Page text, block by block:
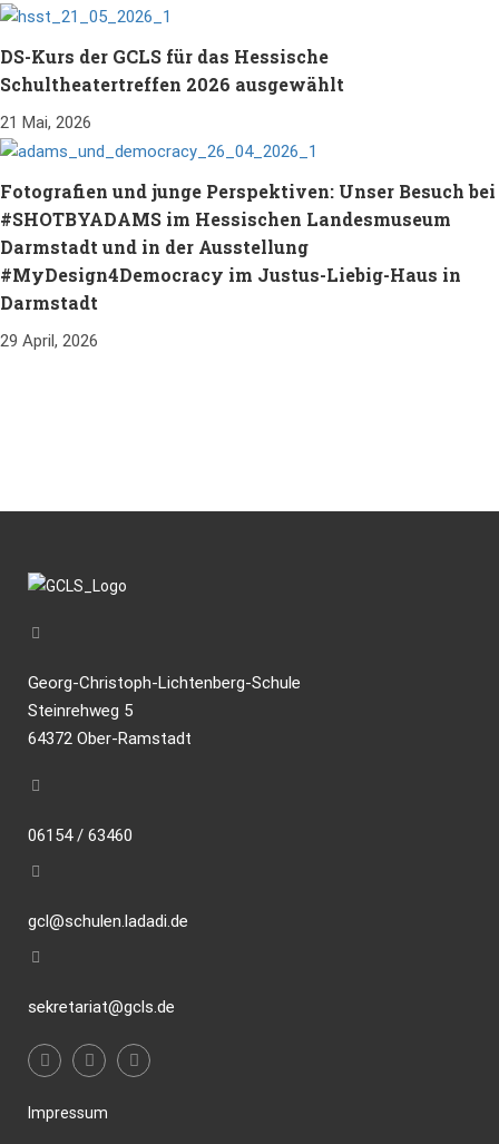
DS-Kurs der GCLS für das Hessische
Schultheatertreffen 2026 ausgewählt
21 Mai, 2026
Fotografien und junge Perspektiven: Unser Besuch bei
#SHOTBYADAMS im Hessischen Landesmuseum
Darmstadt und in der Ausstellung
#MyDesign4Democracy im Justus-Liebig-Haus in
Darmstadt
29 April, 2026
Georg-Christoph-Lichtenberg-Schule
Steinrehweg 5
64372 Ober-Ramstadt
06154 / 63460
gcl@schulen.ladadi.de
sekretariat@gcls.de
Impressum